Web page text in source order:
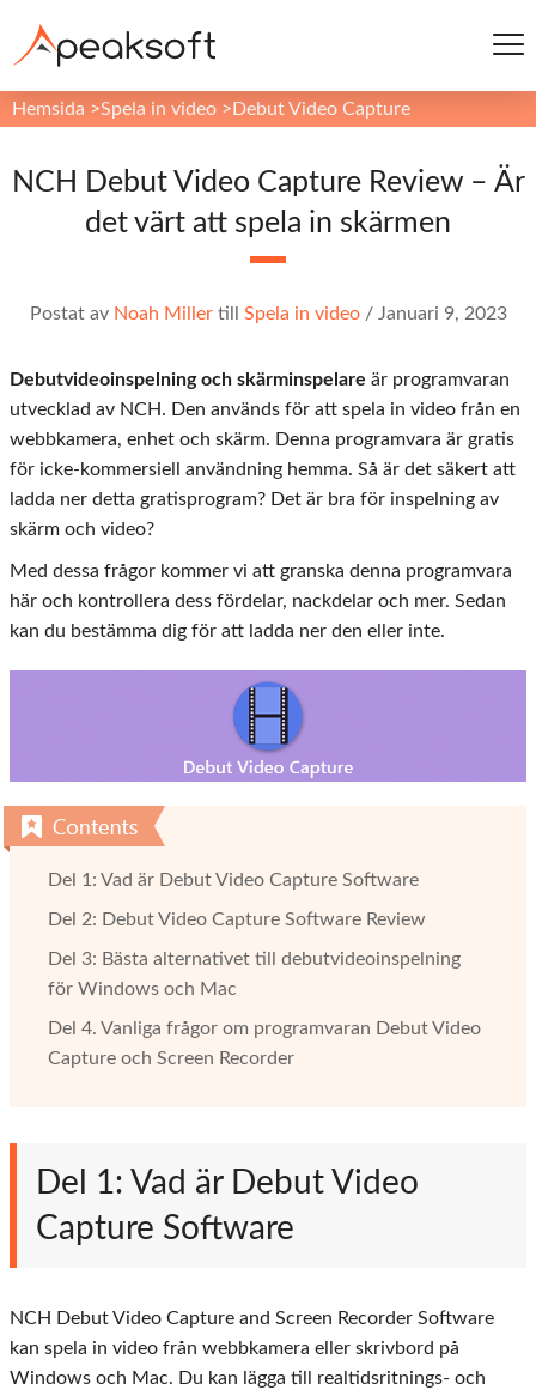
Hemsida >Spela in video > Debut Video Capture
NCH ​​Debut Video Capture Review – Är
det värt att spela in skärmen
Postat av Noah Millertill Spela in video/ Januari 9, 2023
Debutvideoinspelning och skärminspelare är programvaran
utvecklad av NCH. Den används för att spela in video från en
webbkamera, enhet och skärm. Denna programvara är gratis
för icke-kommersiell användning hemma. Så är det säkert att
ladda ner detta gratisprogram? Det är bra för inspelning av
skärm och video?
Med dessa frågor kommer vi att granska denna programvara
här och kontrollera dess fördelar, nackdelar och mer. Sedan
kan du bestämma dig för att ladda ner den eller inte.
Del 1: Vad är Debut Video Capture Software
Del 2: Debut Video Capture Software Review
Del 3: Bästa alternativet till debutvideoinspelning
för Windows och Mac
Del 4. Vanliga frågor om programvaran Debut Video
Capture och Screen Recorder
Del 1: Vad är Debut Video
Capture Software
NCH ​​Debut Video Capture and Screen Recorder Software
kan spela in video från webbkamera eller skrivbord på
Windows och Mac. Du kan lägga till realtidsritnings- och